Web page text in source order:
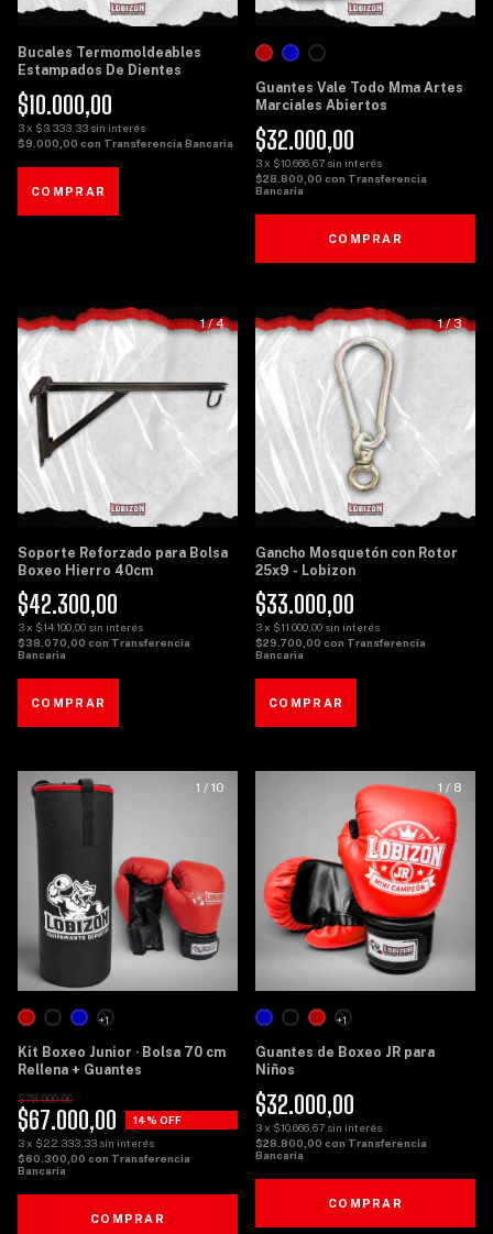
Bucales Termomoldeables
Estampados De Dientes
$10.000,00
3x $3.333,33 sin interés
$9.000,00 con Transferencia Bancaria
Guantes Vale Todo Mma Artes
Marciales Abiertos
$32.000,00
3x $10.666,67 sin interés
$28.800,00 con Transferencia
Bancaria
COMPRAR
1/4
Soporte Reforzado para Bolsa
Boxeo Hierro 40cm
$42.300,00
3x $14.100,00 sin interés
$38.070,00 con Transferencia
Bancaria
1/3
Gancho Mosquetón con Rotor
25x9 - Lobizon
$33.000,00
3x $11.000,00 sin interés
$29.700,00 con Transferencia
Bancaria
1 / 10
Kit Boxeo Junior · Bolsa 70 cm
Rellena + Guantes
$67.000,00
$78.000,00
14% OFF
3x $22.333,33 sin interés
$60.300,00 con Transferencia
Bancaria
+1
COMPRAR
1 / 8
Guantes de Boxeo JR para
Niños
$32.000,00
3x $10.666,67 sin interés
$28.800,00 con Transferencia
Bancaria
+1
COMPRAR